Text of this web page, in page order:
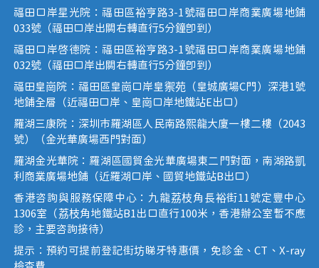
福田口岸星光院：福田區裕亨路3-1號福田口岸商業廣場地鋪
033號（福田口岸出關右轉直行5分鐘即到）
福田口岸啟德院：福田區裕亨路3-1號福田口岸商業廣場地鋪
032號（福田口岸出關右轉直行5分鐘即到）
福田皇崗院：福田區皇崗口岸皇禦苑（皇城廣場C門）深港1號
地鋪全層（近福田口岸、皇崗口岸地鐵站E出口）
羅湖三康院：深圳市羅湖區人民南路熙龍大廈一樓二樓（2043
號）（金光華廣場西門對面）
羅湖金光華院：羅湖區國貿金光華廣場東二門對面，南湖路凱
利商業廣場地鋪（近羅湖口岸、國貿地鐵站B出口）
香港咨詢與服務保障中心：九龍荔枝角長裕街11號定豐中心
1306室（荔枝角地鐵站B1出口直行100米，香港辦公室暫不應
診，主要咨詢接待）
提示：預約可提前登記街坊睇牙特惠價，免診金、CT、X-ray